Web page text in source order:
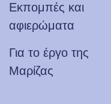
Εκπομπές και
αφιερώματα
Για το έργο της
Μαρίζας